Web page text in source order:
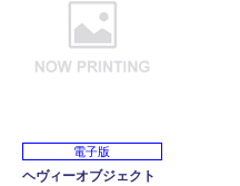
電子版
ヘヴィーオブジェクト